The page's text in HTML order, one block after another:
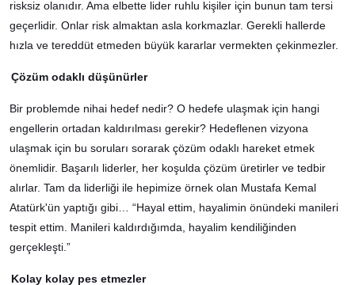
risksiz olanıdır. Ama elbette lider ruhlu kişiler için bunun tam tersi
geçerlidir. Onlar risk almaktan asla korkmazlar. Gerekli hallerde
hızla ve tereddüt etmeden büyük kararlar vermekten çekinmezler.
Çözüm odaklı düşünürler
Bir problemde nihai hedef nedir? O hedefe ulaşmak için hangi
engellerin ortadan kaldırılması gerekir? Hedeflenen vizyona
ulaşmak için bu soruları sorarak çözüm odaklı hareket etmek
önemlidir. Başarılı liderler, her koşulda çözüm üretirler ve tedbir
alırlar. Tam da liderliği ile hepimize örnek olan Mustafa Kemal
Atatürk'ün yaptığı gibi… “Hayal ettim, hayalimin önündeki manileri
tespit ettim. Manileri kaldırdığımda, hayalim kendiliğinden
gerçekleşti.”
Kolay kolay pes etmezler